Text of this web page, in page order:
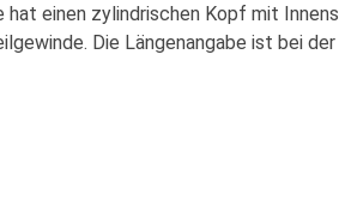
einen zylindrischen Kopf mit
Die Längenangabe ist bei